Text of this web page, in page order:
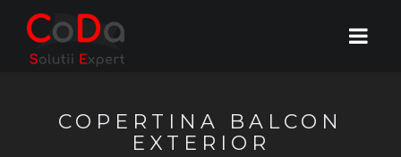
COPERTINA BALCON
EXTERIOR